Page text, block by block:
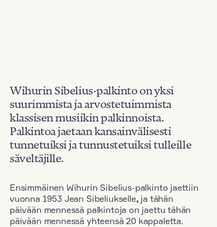
Wihurin Sibelius-palkinto on yksi
suurimmista ja arvostetuimmista
klassisen musiikin palkinnoista.
Palkintoa jaetaan kansainvälisesti
tunnetuiksi ja tunnustetuiksi tulleille
säveltäjille.
Ensimmäinen Wihurin Sibelius-palkinto jaettiin
vuonna 1953 Jean Sibeliukselle, ja tähän
päivään mennessä palkintoja on jaettu tähän
päivään mennessä yhteensä 20 kappaletta.